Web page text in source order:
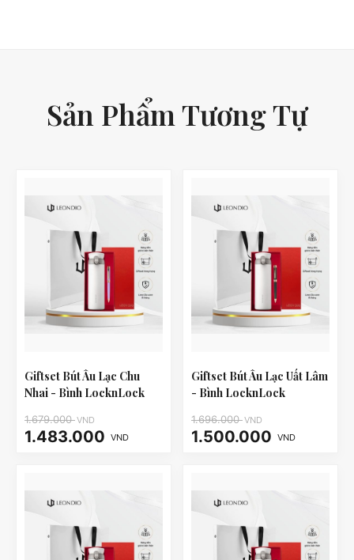
Sản Phẩm Tương Tự
Giftset Bút Âu Lạc Chu
Nhai - Bình LocknLock
1.679.000VND
1.483.000 VND
Giftset Bút Âu Lạc Uất Lâm
- Bình LocknLock
1.696.000VND
1.500.000 VND